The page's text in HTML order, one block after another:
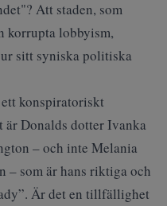
Att staden, som
korrupta lobbyism,
sitt syniska politiska
konspiratoriskt
är Donalds dotter Ivanka
– och inte Melania
– som är hans riktiga och
Är det en tillfällighet